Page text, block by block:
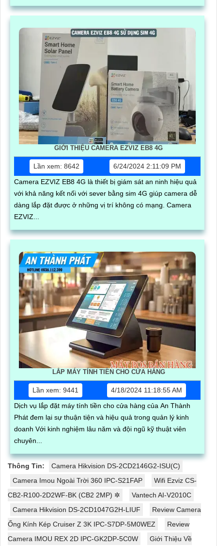
GIỚI THIỆU CAMERA EZVIZ EB8 4G
Lần xem: 8642
6/24/2024 2:11:09 PM
Camera EZVIZ EB8 4G là thiết bị giám sát an ninh hiệu quả
với khả năng kết nối với sever bằng sim 4G giúp camera dễ
dàng lắp đặt được ở những vị trí không có mạng. Camera
EZVIZ...
LẮP MÁY TÍNH TIỀN CHO CỬA HÀNG
Lần xem: 9441
4/18/2024 11:18:55 AM
Dịch vụ lắp đặt máy tính tiền cho cửa hàng của An Thành
Phát đem lại sự thuận tiện và hiệu quả trong quản lý kinh
doanh Với kinh nghiệm lâu năm và đội ngũ kỹ thuật viên
chuyên...
Thông Tin:
Camera Hikvision DS-2CD2146G2-ISU(C)
Camera Imou Ngoài Trời 360 IPC-S21FAP
Wifi Ezviz CS-
CB2-R100-2D2WF-BK (CB2 2MP) ✲
Vantech AI-V2010C
Camera Hikvision DS-2CD1047G2H-LIUF
Review Camera
Ống Kính Kép Cruiser Z 3K IPC-S7DP-5M0WEZ
Review
Camera IMOU REX 2D IPC-GK2DP-5C0W
Giới Thiệu Về